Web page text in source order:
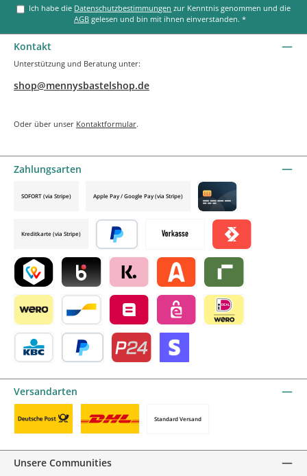
Ich habe die Datenschutzbestimmungen
AGB gelesen und bin mit ihnen einverstanden.*
Kontakt
Unterstützung und Beratung unter:
shop@mennysbastelshop.de
Oder über unser Kontaktformular.
Zahlungsarten
Vorkasse Satispay by mollie
TWINT by mollieBlik by mollieKlarna by mollieAlma by mollieRiverty by mollie
Wero Bancontact by mollie
Belfius by mollieeps by mollie
SOFORT (via Stripe) Apple Pay / Google Pay (via Stripe)
Credit card by mollie
Kreditkarte (via Stripe)
Später bezahlen
Versandarten
Standard Versand
Unsere Communities